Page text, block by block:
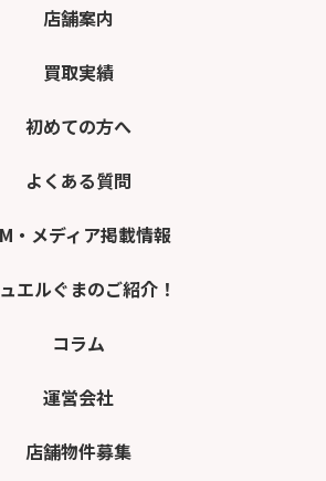
店舗案内
買取実績
初めての方へ
よくある質問
・メディア掲載情報
エルぐまのご紹介！
コラム
運営会社
店舗物件募集